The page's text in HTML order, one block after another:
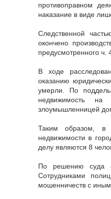
противоправном
наказание в виде
Следственной
окончено
предусмотренного
В ходе
оказанию
умерли. По
недвижимость
злоумышленницей
Таким образом, в
недвижимости в
делу являются 8
По решению суда 4
Сотрудниками
мошенничеств с